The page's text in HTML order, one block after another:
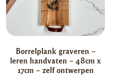
Borrelplank graveren –
leren handvaten – 48cm x
17cm – zelf ontwerpen